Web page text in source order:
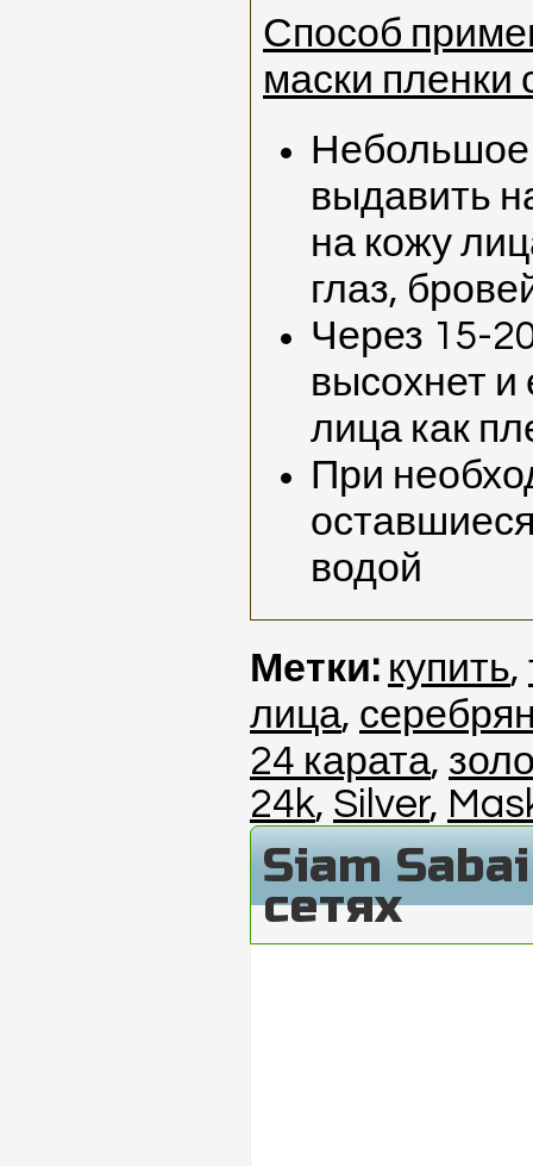
Способ
маски пленки
Небольшое
выдавить
на кожу
глаз,
Через 15-
высохнет и
лица как
При
водой
Метки: купить,
лица,
24 карата,
24k, Silver,
Siam
сетях